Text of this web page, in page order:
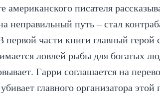
американского писателя
неправильный путь – стал
первой части книги главный герой
ловлей рыбы для богатых
Гарри соглашается на
главного организатора этой